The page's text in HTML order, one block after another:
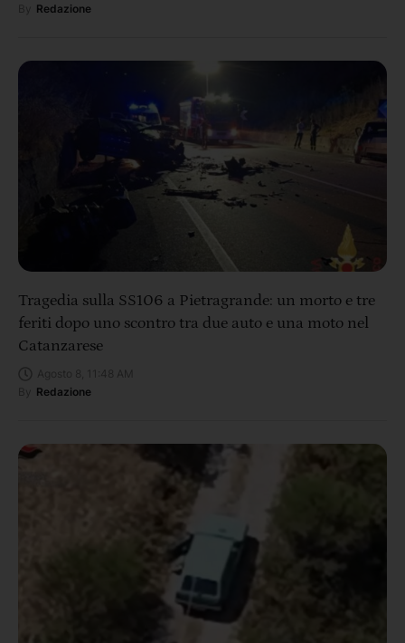
Redazione
Tragedia sulla SS106 a Pietragrande: un morto e tre
feriti dopo uno scontro tra due auto e una moto nel
Catanzarese
Redazione